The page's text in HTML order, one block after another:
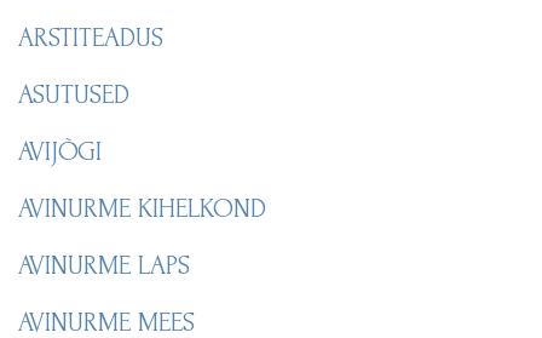
ARSTITEADUS
ASUTUSED
AVIJÕGI
AVINURME KIHELKOND
AVINURME LAPS
AVINURME MEES